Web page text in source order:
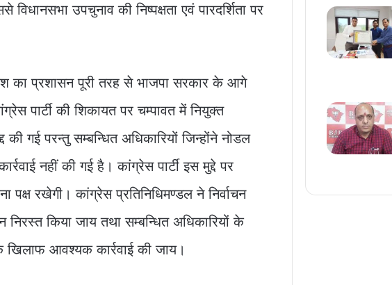
विधानसभा उपचुनाव की निष्पक्षता एवं पारदर्शिता पर
का प्रशासन पूरी तरह से भाजपा सरकार के आगे
पार्टी की शिकायत पर चम्पावत में नियुक्त
गई परन्तु सम्बन्धित अधिकारियों जिन्होंने नोडल
नहीं की गई है। कांग्रेस पार्टी इस मुद्दे पर
रखेगी। कांग्रेस प्रतिनिधिमण्डल ने निर्वाचन
निरस्त किया जाय तथा सम्बन्धित अधिकारियों के
आवश्यक कार्रवाई की जाय।